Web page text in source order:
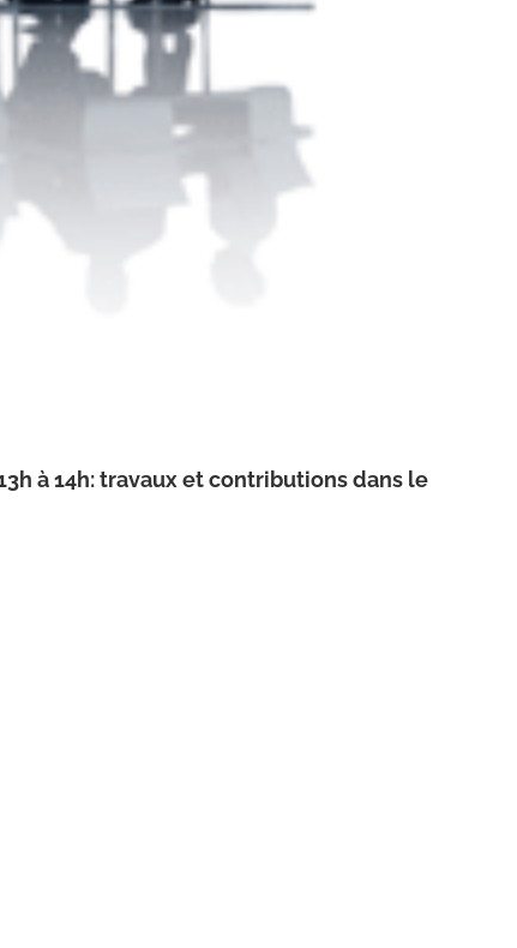
à 14h: travaux et contributions dans le